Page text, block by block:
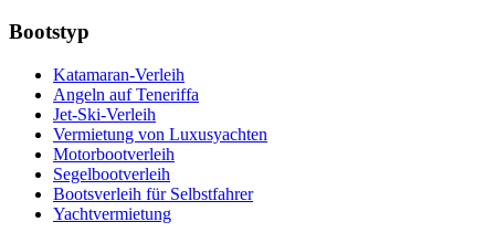
Bootstyp
Katamaran-Verleih
Angeln auf Teneriffa
Jet-Ski-Verleih
Vermietung von Luxusyachten
Motorbootverleih
Segelbootverleih
Bootsverleih für Selbstfahrer
Yachtvermietung